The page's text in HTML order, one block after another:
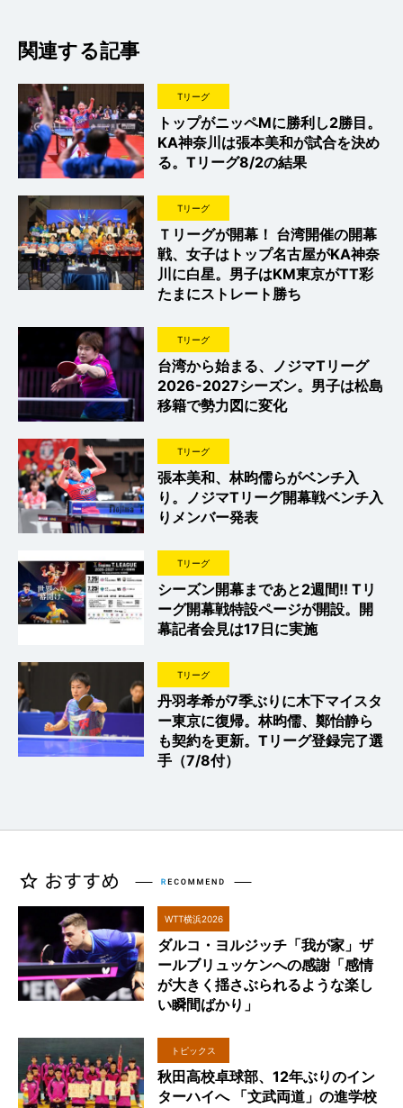
関連する記事
Tリーグ
トップがニッペMに勝利し2勝目。
KA神奈川は張本美和が試合を決め
る。Tリーグ8/2の結果
Tリーグ
Ｔリーグが開幕！ 台湾開催の開幕
戦、女子はトップ名古屋がKA神奈
川に白星。男子はKM東京がTT彩
たまにストレート勝ち
Tリーグ
台湾から始まる、ノジマTリーグ
2026-2027シーズン。男子は松島
移籍で勢力図に変化
Tリーグ
張本美和、林昀儒らがベンチ入
り。ノジマTリーグ開幕戦ベンチ入
りメンバー発表
Tリーグ
シーズン開幕まであと2週間!! Tリ
ーグ開幕戦特設ページが開設。開
幕記者会見は17日に実施
Tリーグ
丹羽孝希が7季ぶりに木下マイスタ
ー東京に復帰。林昀儒、鄭怡静ら
も契約を更新。Tリーグ登録完了選
手（7/8付）
WTT横浜2026
ダルコ・ヨルジッチ「我が家」ザ
ールブリュッケンへの感謝「感情
が大きく揺さぶられるような楽し
い瞬間ばかり」
トピックス
秋田高校卓球部、12年ぶりのイン
ターハイへ 「文武両道」の進学校